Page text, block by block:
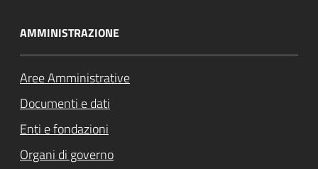
AMMINISTRAZIONE
Aree Amministrative
Documenti e dati
Enti e fondazioni
Organi di governo